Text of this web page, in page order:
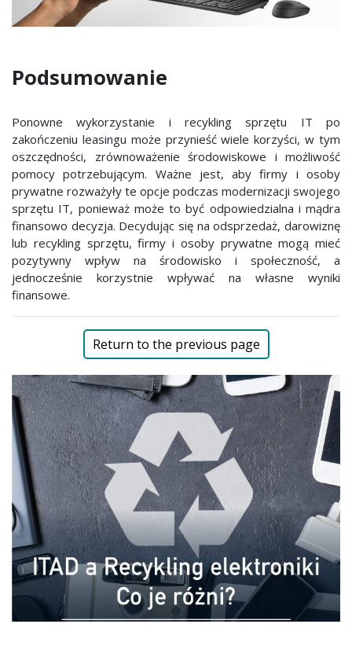
Podsumowanie
Ponowne wykorzystanie i recykling sprzętu IT po
zakończeniu leasingu może przynieść wiele korzyści, w tym
oszczędności, zrównoważenie środowiskowe i możliwość
pomocy potrzebującym. Ważne jest, aby firmy i osoby
prywatne rozważyły te opcje podczas modernizacji swojego
sprzętu IT, ponieważ może to być odpowiedzialna i mądra
finansowo decyzja. Decydując się na odsprzedaż, darowiznę
lub recykling sprzętu, firmy i osoby prywatne mogą mieć
pozytywny wpływ na środowisko i społeczność, a
jednocześnie korzystnie wpływać na własne wyniki
finansowe.
Return to the previous page